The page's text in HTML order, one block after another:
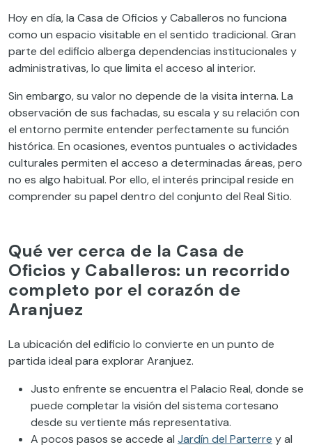
Hoy en día, la Casa de Oficios y Caballeros no funciona
como un espacio visitable en el sentido tradicional. Gran
parte del edificio alberga dependencias institucionales y
administrativas, lo que limita el acceso al interior.
Sin embargo, su valor no depende de la visita interna. La
observación de sus fachadas, su escala y su relación con
el entorno permite entender perfectamente su función
histórica. En ocasiones, eventos puntuales o actividades
culturales permiten el acceso a determinadas áreas, pero
no es algo habitual. Por ello, el interés principal reside en
comprender su papel dentro del conjunto del Real Sitio.
Qué ver cerca de la Casa de
Oficios y Caballeros: un recorrido
completo por el corazón de
Aranjuez
La ubicación del edificio lo convierte en un punto de
partida ideal para explorar Aranjuez.
Justo enfrente se encuentra el Palacio Real, donde se
puede completar la visión del sistema cortesano
desde su vertiente más representativa.
A pocos pasos se accede al Jardín del Parterre y al